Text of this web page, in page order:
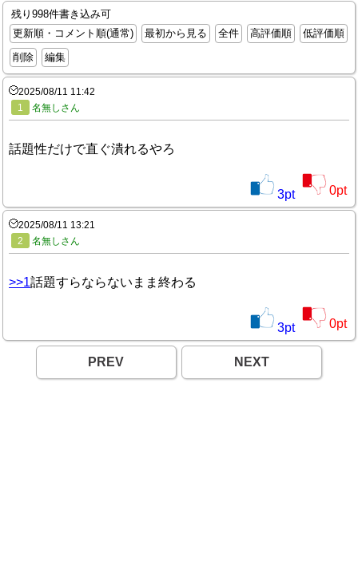
残り998件書き込み可
更新順・コメント順(通常)
最初から見る 全件 高評価順
低評価順
削除
編集
2025/08/11 11:42
1
名無しさん
話題性だけで直ぐ潰れるやろ
3pt 0pt
2025/08/11 13:21
2
名無しさん
>>1話題すらならないまま終わる
3pt 0pt
PREV NEXT